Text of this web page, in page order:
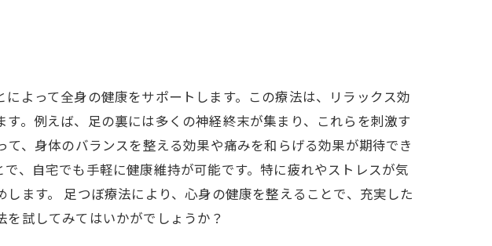
よって全身の健康をサポートします。この療法は、リラックス効
。例えば、足の裏には多くの神経終末が集まり、これらを刺激す
、身体のバランスを整える効果や痛みを和らげる効果が期待でき
、自宅でも手軽に健康維持が可能です。特に疲れやストレスが気
ます。 足つぼ療法により、心身の健康を整えることで、充実した
試してみてはいかがでしょうか？